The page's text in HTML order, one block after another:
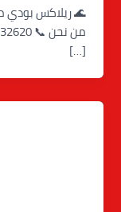
🌊 ريلاكس بودي
[…]